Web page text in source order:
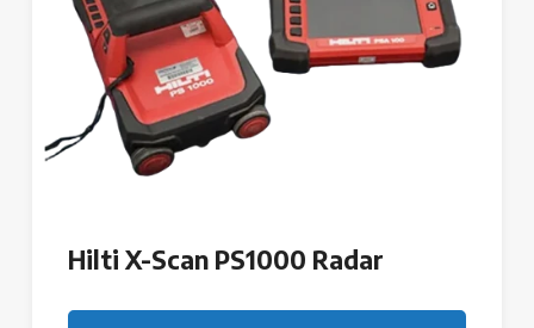
Hilti X-Scan PS1000 Radar